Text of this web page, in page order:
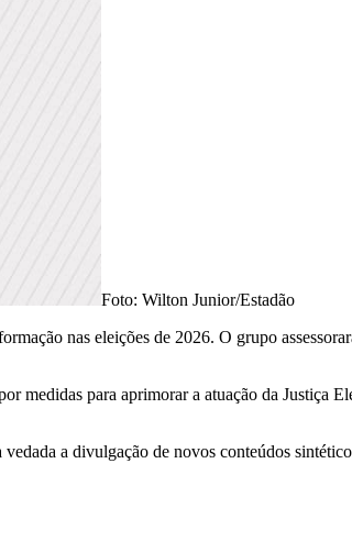
Foto: Wilton Junior/Estadão
nas eleições de 2026. O grupo
medidas para aprimorar a atuação da Justiça
a divulgação de novos conteúdos